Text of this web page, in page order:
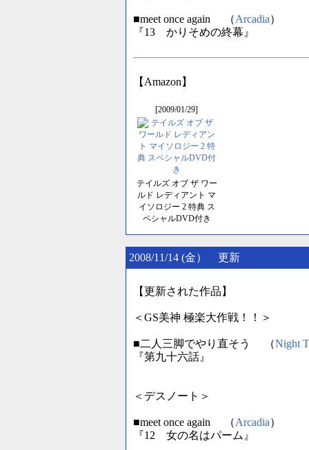
■meet once again （Arcadia）
『13 かりそめの終幕』
【Amazon】
[2009/01/29]
テイルズ オブ ザ ワー
ルド レディアント マ
イソロジー 2 特典 ス
ペシャルDVD付き
2008/11/14 (金） 更新
【更新された作品】
＜GS美神 極楽大作戦！！＞
■二人三脚でやり直そう （Night
『第九十六話』
＜デスノート＞
■meet once again （Arcadia）
『12 女の名はパーム』